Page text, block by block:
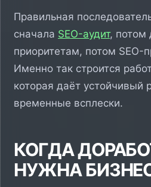
Правильная
сначала SEO-аудит, потом
приоритетам, потом SEO-
Именно так строится
которая даёт устойчивый
временные всплески.
КОГДА
НУЖНА